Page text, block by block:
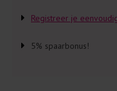
Registreer je
5% spaarbonus!